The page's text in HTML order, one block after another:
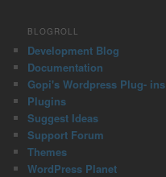
BLOGROLL
Development Blog
Documentation
Gopi's Wordpress Plug- ins
Plugins
Suggest Ideas
Support Forum
Themes
WordPress Planet